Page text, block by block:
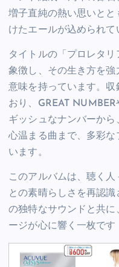
増子直純の熱い思いと
けたエールが込められて
タイトルの「プロレタ
象徴し、その生き方を強
意味を持っています。
おり、GREAT
ギッシュなナンバーか
心温まる曲まで、多彩
います。
このアルバムは、聴く
との素晴らしさを再認
の独特なサウンドと共
ージが心に響く一枚です